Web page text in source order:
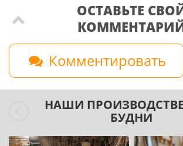
ОСТАВЬТЕ
Комментировать
НАШИ
БУДНИ